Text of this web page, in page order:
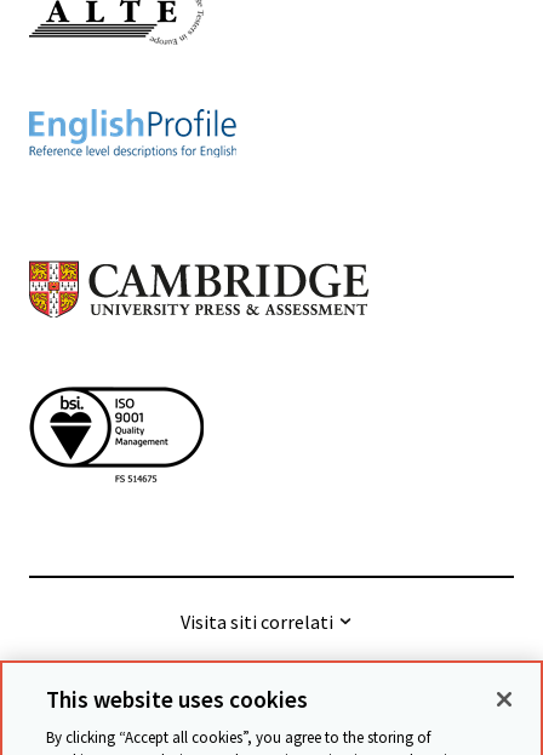
Visita siti correlati
© Cambridge University Press & Assessment
This website uses cookies
By clicking “Accept all cookies”, you agree to the storing of